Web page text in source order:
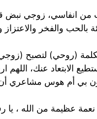
انفاسي، زوجي نبض
بالحب والفخر
(روحي) لتصبح
الابتعاد عنك، اللهم
بي أم هوس مشاعري
عظيمة من الله ،